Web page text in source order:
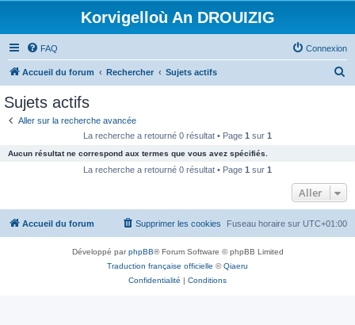
Korvigelloù An DROUIZIG
FAQ Connexion
Accueil du forum Rechercher Sujets actifs
c
e
Sujets actifs
Aller sur la recherche avancée
La recherche a retourné 0 résultat • Page 1 sur 1
Aucun résultat ne correspond aux termes que vous avez spécifiés.
La recherche a retourné 0 résultat • Page 1 sur 1
Aller
Accueil du forum Fuseau horaire sur UTC+01:00
Supprimer les cookies
Développé parphpBB® Forum Software © phpBB Limited
Traduction française officielle ©Qiaeru
Confidentialité | Conditions